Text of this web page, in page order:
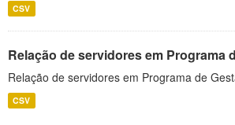
CSV
Relação de servidores em Programa
Relação de servidores em Programa de
CSV